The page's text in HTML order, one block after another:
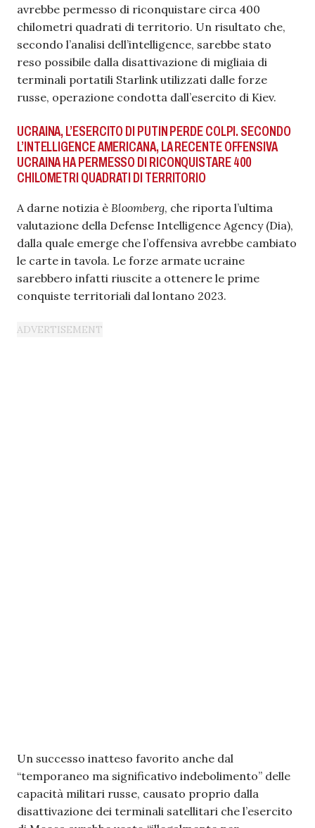
avrebbe permesso di riconquistare circa 400
chilometri quadrati di territorio. Un risultato che,
secondo l’analisi dell’intelligence, sarebbe stato
reso possibile dalla disattivazione di migliaia di
terminali portatili Starlink utilizzati dalle forze
russe, operazione condotta dall’esercito di Kiev.
UCRAINA, L’ESERCITO DI PUTIN PERDE COLPI. SECONDO
L’INTELLIGENCE AMERICANA, LA RECENTE OFFENSIVA
UCRAINA HA PERMESSO DI RICONQUISTARE 400
CHILOMETRI QUADRATI DI TERRITORIO
A darne notizia è Bloomberg, che riporta l’ultima
valutazione della Defense Intelligence Agency (Dia),
dalla quale emerge che l’offensiva avrebbe cambiato
le carte in tavola. Le forze armate ucraine
sarebbero infatti riuscite a ottenere le prime
conquiste territoriali dal lontano 2023.
Un successo inatteso favorito anche dal
“temporaneo ma significativo indebolimento” delle
capacità militari russe, causato proprio dalla
disattivazione dei terminali satellitari che l’esercito